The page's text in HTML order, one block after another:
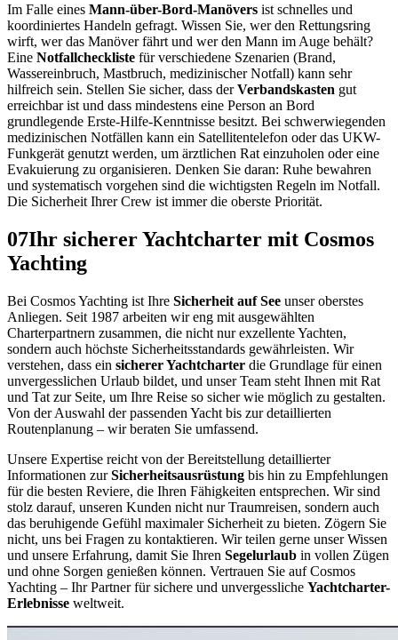
Im Falle eines Mann-über-Bord-Manövers ist schnelles und
koordiniertes Handeln gefragt. Wissen Sie, wer den Rettungsring
wirft, wer das Manöver fährt und wer den Mann im Auge behält?
Eine Notfallcheckliste für verschiedene Szenarien (Brand,
Wassereinbruch, Mastbruch, medizinischer Notfall) kann sehr
hilfreich sein. Stellen Sie sicher, dass derVerbandskasten gut
erreichbar ist und dass mindestens eine Person an Bord
grundlegende Erste-Hilfe-Kenntnisse besitzt. Bei schwerwiegenden
medizinischen Notfällen kann ein Satellitentelefon oder das UKW-
Funkgerät genutzt werden, um ärztlichen Rat einzuholen oder eine
Evakuierung zu organisieren. Denken Sie daran: Ruhe bewahren
und systematisch vorgehen sind die wichtigsten Regeln im Notfall.
Die Sicherheit Ihrer Crew ist immer die oberste Priorität.
07Ihr sicherer Yachtcharter mit Cosmos
Yachting
Bei Cosmos Yachting ist Ihre Sicherheit auf See unser oberstes
Anliegen. Seit 1987 arbeiten wir eng mit ausgewählten
Charterpartnern zusammen, die nicht nur exzellente Yachten,
sondern auch höchste Sicherheitsstandards gewährleisten. Wir
verstehen, dass ein sicherer Yachtcharter die Grundlage für einen
unvergesslichen Urlaub bildet, und unser Team steht Ihnen mit Rat
und Tat zur Seite, um Ihre Reise so sicher wie möglich zu gestalten.
Von der Auswahl der passenden Yacht bis zur detaillierten
Routenplanung – wir beraten Sie umfassend.
Unsere Expertise reicht von der Bereitstellung detaillierter
Informationen zurSicherheitsausrüstung bis hin zu Empfehlungen
für die besten Reviere, die Ihren Fähigkeiten entsprechen. Wir sind
stolz darauf, unseren Kunden nicht nur Traumreisen, sondern auch
das beruhigende Gefühl maximaler Sicherheit zu bieten. Zögern Sie
nicht, uns bei Fragen zu kontaktieren. Wir teilen gerne unser Wissen
und unsere Erfahrung, damit Sie Ihren Segelurlaub in vollen Zügen
und ohne Sorgen genießen können. Vertrauen Sie auf Cosmos
Yachting – Ihr Partner für sichere und unvergessliche Yachtcharter-
Erlebnisse weltweit.